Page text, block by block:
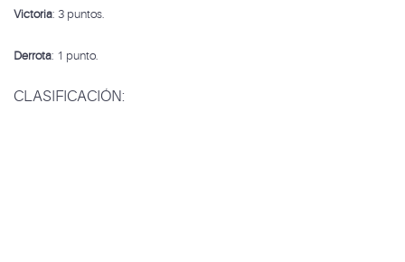
Victoria: 3 puntos.
Derrota: 1 punto.
CLASIFICACIÓN: